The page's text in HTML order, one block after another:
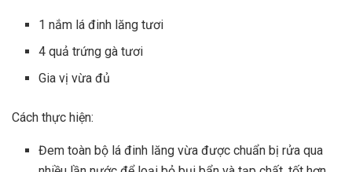
1 nắm lá đinh lăng tươi
4 quả trứng gà tươi
Gia vị vừa đủ
Cách thực hiện:
Đem toàn bộ lá đinh lăng vừa được chuẩn bị rửa qua